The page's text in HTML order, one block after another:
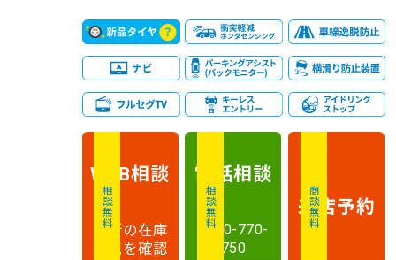
相談無料
WEB相談
最新の在庫
状況を確認
相談無料
電話相談
0120-770-
750
商談無料
来店予約